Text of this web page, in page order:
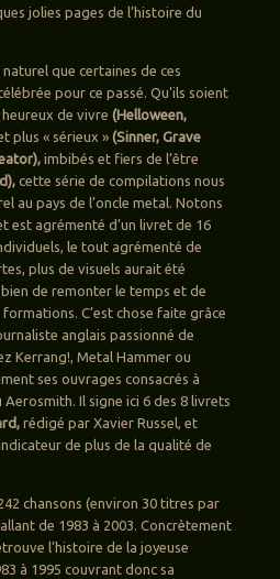
jolies pages de l’histoire du
que certaines de ces
pour ce passé. Qu’ils soient
de vivre (Helloween,
plus « sérieux » (Sinner, Grave
imbibés et fiers de l’être
cette série de compilations nous
au pays de l’oncle metal. Notons
est agrémenté d’un livret de 16
le tout agrémenté de
plus de visuels aurait été
de remonter le temps et de
C’est chose faite grâce
anglais passionné de
Kerrang!, Metal Hammer ou
ses ouvrages consacrés à
Aerosmith. Il signe ici 6 des 8 livrets
rédigé par Xavier Russel, et
de plus de la qualité de
chansons (environ 30 titres par
de 1983 à 2003. Concrètement
l’histoire de la joyeuse
à 1995 couvrant donc sa